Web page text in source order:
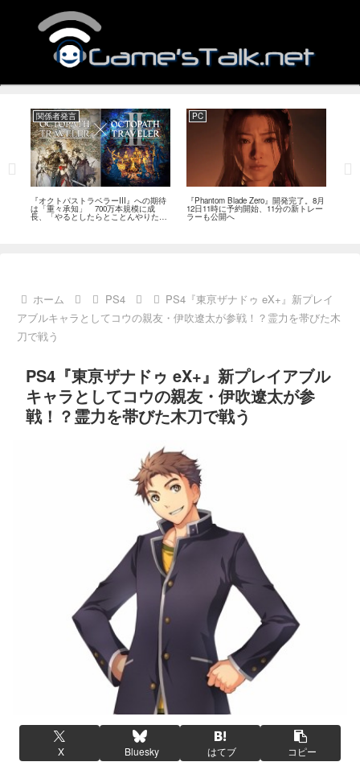
関係者発言
『オクトパストラベラーIII』への期待
は「重々承知」 700万本規模に成
長、「やるとしたらとことんやりた
い」と浅野智也氏
PC
『Phantom Blade Zero』開発完了。8月
12日11時に予約開始、11分の新トレー
ラーも公開へ
ホーム PS4
PS4『東亰ザナドゥ eX+』新プレイ
アブルキャラとしてコウの親友・伊吹遼太が参戦！？霊力を帯びた木
刀で戦う
PS4『東亰ザナドゥ eX+』新プレイアブル
キャラとしてコウの親友・伊吹遼太が参
戦！？霊力を帯びた木刀で戦う
X Bluesky はてブ コピー